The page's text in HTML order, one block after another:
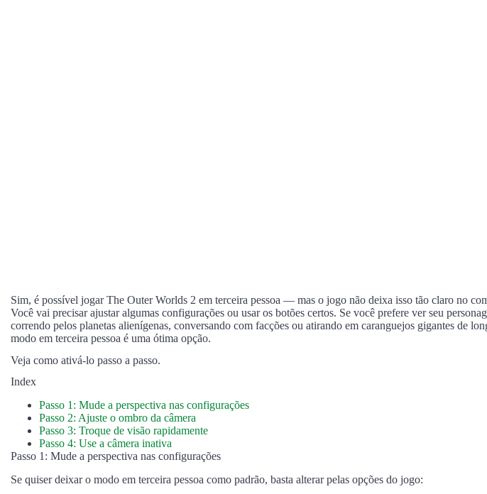
Sim, é possível jogar The Outer Worlds 2 em terceira pessoa — mas o jogo não deixa isso tão claro no
Você vai precisar ajustar algumas configurações ou usar os botões certos. Se você prefere ver seu
correndo pelos planetas alienígenas, conversando com facções ou atirando em caranguejos gigantes de
modo em terceira pessoa é uma ótima opção.
Veja como ativá-lo passo a passo.
Index
Passo 1: Mude a perspectiva nas configurações
Passo 2: Ajuste o ombro da câmera
Passo 3: Troque de visão rapidamente
Passo 4: Use a câmera inativa
Passo 1: Mude a perspectiva nas configurações
Se quiser deixar o modo em terceira pessoa como padrão, basta alterar pelas opções do jogo: